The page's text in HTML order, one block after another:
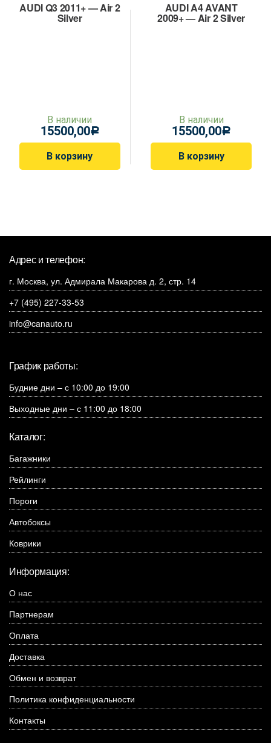
AUDI Q3 2011+ — Air 2
Silver
В наличии
15500,00Р
В корзину
AUDI A4 AVANT
2009+ — Air 2 Silver
В наличии
15500,00Р
В корзину
Адрес и телефон:
г. Москва, ул. Адмирала Макарова д. 2, стр. 14
+7 (495) 227-33-53
info@canauto.ru
График работы:
Будние дни – с 10:00 до 19:00
Выходные дни – с 11:00 до 18:00
Каталог:
Багажники
Рейлинги
Пороги
Автобоксы
Коврики
Информация:
О нас
Партнерам
Оплата
Доставка
Обмен и возврат
Политика конфиденциальности
Контакты